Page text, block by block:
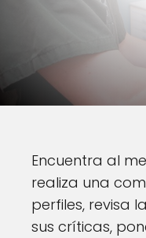
Encuentra al
realiza una
perfiles, revisa
sus críticas,